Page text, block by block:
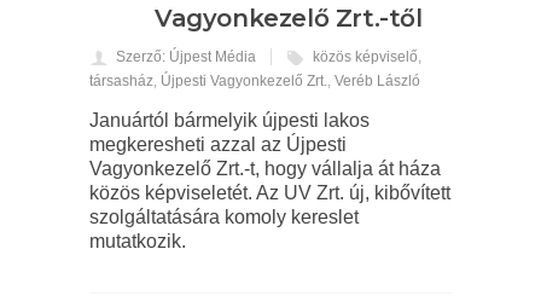
Vagyonkezelő Zrt.-től
Szerző: Újpest Média közös képviselő,
társasház, Újpesti Vagyonkezelő Zrt., Veréb László
Januártól bármelyik újpesti lakos
megkeresheti azzal az Újpesti
Vagyonkezelő Zrt.-t, hogy vállalja át háza
közös képviseletét. Az UV Zrt. új, kibővített
szolgáltatására komoly kereslet
mutatkozik.